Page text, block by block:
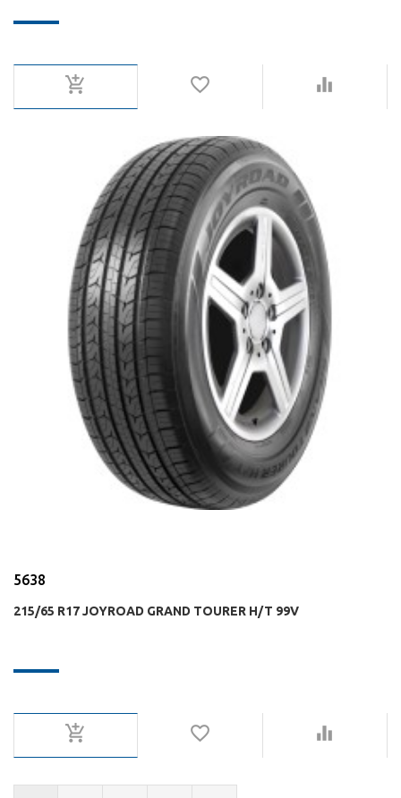
5638
215/65 R17 JOYROAD GRAND TOURER H/T 99V